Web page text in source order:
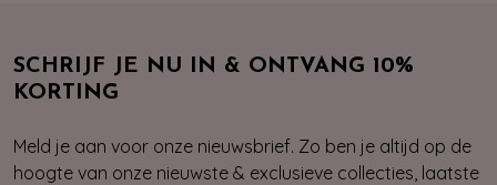
SCHRIJF JE NU IN & ONTVANG 10%
KORTING
Meld je aan voor onze nieuwsbrief. Zo ben je altijd op de
hoogte van onze nieuwste & exclusieve collecties, laatste